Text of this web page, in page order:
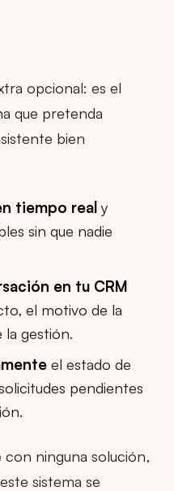
opcional: es el
que pretenda
bien
tiempo real y
sin que nadie
en tu CRM
el motivo de la
la gestión.
el estado de
pendientes
ninguna solución,
sistema se